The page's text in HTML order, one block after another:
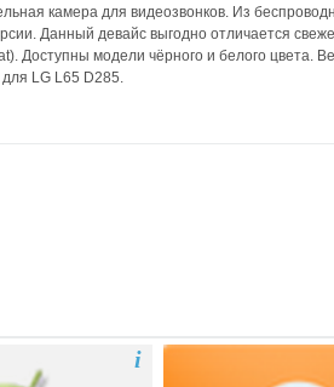
камера для видео­звонков. Из
Данный девайс выгодно отличается
Доступны модели чёрного и белого цвета.
LG L65 D285.
i